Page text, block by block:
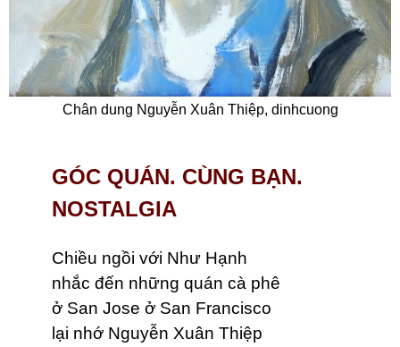
Chân dung Nguyễn Xuân Thiệp, dinhcuong
GÓC QUÁN. CÙNG BẠN.
NOSTALGIA
Chiều ngồi với Như Hạnh
nhắc đến những quán cà phê
ở San Jose ở San Francisco
lại nhớ Nguyễn Xuân Thiệp